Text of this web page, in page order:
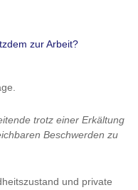
zur Arbeit?
trotz einer Erkältung
Beschwerden zu
und private